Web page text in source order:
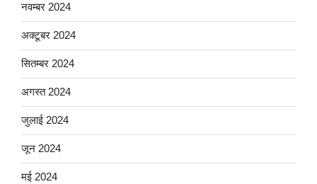
नवम्बर 2024
अक्टूबर 2024
सितम्बर 2024
अगस्त 2024
जुलाई 2024
जून 2024
मई 2024